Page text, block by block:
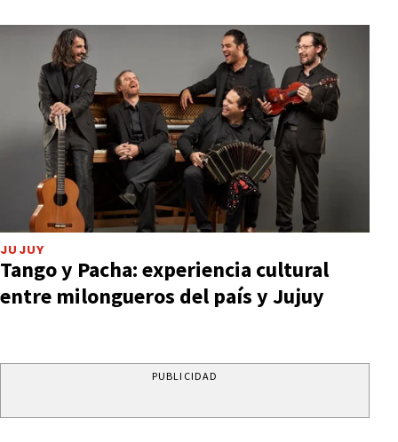
JUJUY
Tango y Pacha: experiencia cultural
entre milongueros del país y Jujuy
PUBLICIDAD